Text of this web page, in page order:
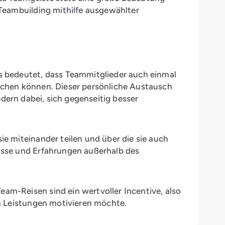
mithilfe ausgewählter
bedeutet, dass Teammitglieder auch einmal
können. Dieser persönliche Austausch
dabei, sich gegenseitig besser
miteinander teilen und über die sie auch
und Erfahrungen außerhalb des
Reisen sind ein wertvoller Incentive, also
Leistungen motivieren möchte.